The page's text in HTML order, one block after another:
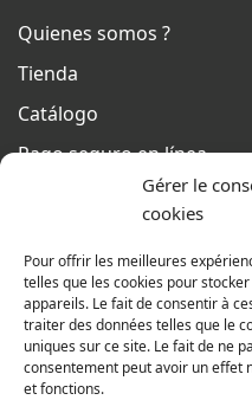
Gérer le
cookies
Pour offrir les meilleures
telles que les cookies pour
appareils. Le fait de consentir à
traiter des données telles que le
uniques sur ce site. Le fait de ne
consentement peut avoir un effet
et fonctions.
Quienes somos ?
Tienda
Catálogo
Pago seguro en línea
Condiciones generales
De 8h a 12h30 y de
El viernes
De 8h a 12h30 y de 13h30